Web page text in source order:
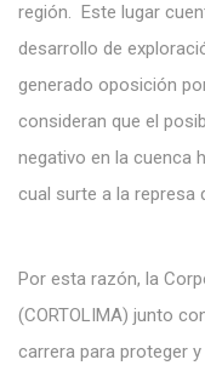
región. Este lugar
desarrollo de
generado oposición
consideran que el
negativo en la cuenca
cual surte a la represa
Por esta razón, la
(CORTOLIMA) junto
carrera para proteger